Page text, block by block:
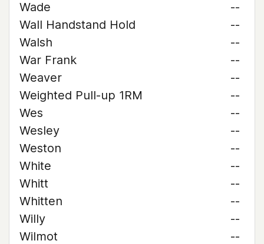
Wade
--
Wall Handstand Hold
--
Walsh
--
War Frank
--
Weaver
--
Weighted Pull-up 1RM
--
Wes
--
Wesley
--
Weston
--
White
--
Whitt
--
Whitten
--
Willy
--
Wilmot
--